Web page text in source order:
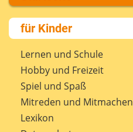
Über uns
Presse
Kontakt
Impressum
Internet-ABC Sitemap
Barrierefreiheit
Länderprojekte
für Kinder
Lernen und Schule
Hobby und Freizeit
Spiel und Spaß
Mitreden und Mitmachen
Lexikon